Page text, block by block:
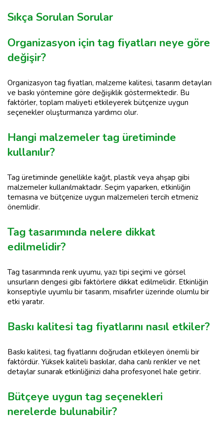
Sıkça Sorulan Sorular
Organizasyon için tag fiyatları neye göre
değişir?
Organizasyon tag fiyatları, malzeme kalitesi, tasarım detayları
ve baskı yöntemine göre değişiklik göstermektedir. Bu
faktörler, toplam maliyeti etkileyerek bütçenize uygun
seçenekler oluşturmanıza yardımcı olur.
Hangi malzemeler tag üretiminde
kullanılır?
Tag üretiminde genellikle kağıt, plastik veya ahşap gibi
malzemeler kullanılmaktadır. Seçim yaparken, etkinliğin
temasına ve bütçenize uygun malzemeleri tercih etmeniz
önemlidir.
Tag tasarımında nelere dikkat
edilmelidir?
Tag tasarımında renk uyumu, yazı tipi seçimi ve görsel
unsurların dengesi gibi faktörlere dikkat edilmelidir. Etkinliğin
konseptiyle uyumlu bir tasarım, misafirler üzerinde olumlu bir
etki yaratır.
Baskı kalitesi tag fiyatlarını nasıl etkiler?
Baskı kalitesi, tag fiyatlarını doğrudan etkileyen önemli bir
faktördür. Yüksek kaliteli baskılar, daha canlı renkler ve net
detaylar sunarak etkinliğinizi daha profesyonel hale getirir.
Bütçeye uygun tag seçenekleri
nerelerde bulunabilir?